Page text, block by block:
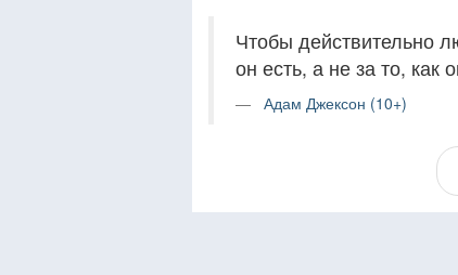
Чтобы действительно
он есть, а не за то, как
Адам Джексон (10+)